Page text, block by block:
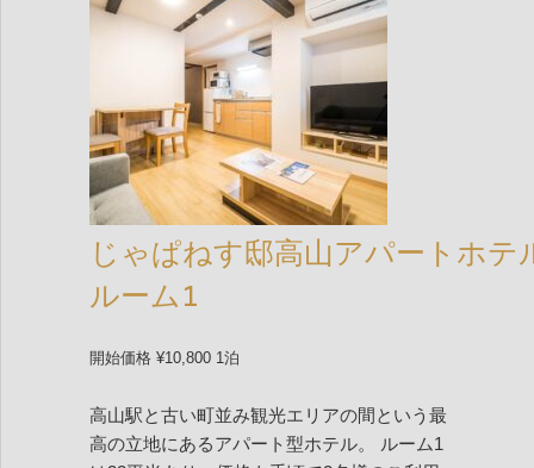
じゃぱねす邸高山アパートホテ
ルーム1
開始価格 ¥10,800 1泊
高山駅と古い町並み観光エリアの間という最
高の立地にあるアパート型ホテル。 ルーム1